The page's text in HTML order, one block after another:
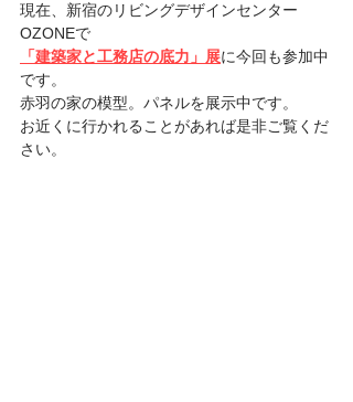
現在、新宿のリビングデザインセンター
OZONEで
「建築家と工務店の底力」展に今回も参加中
です。
赤羽の家の模型。パネルを展示中です。
お近くに行かれることがあれば是非ご覧くだ
さい。